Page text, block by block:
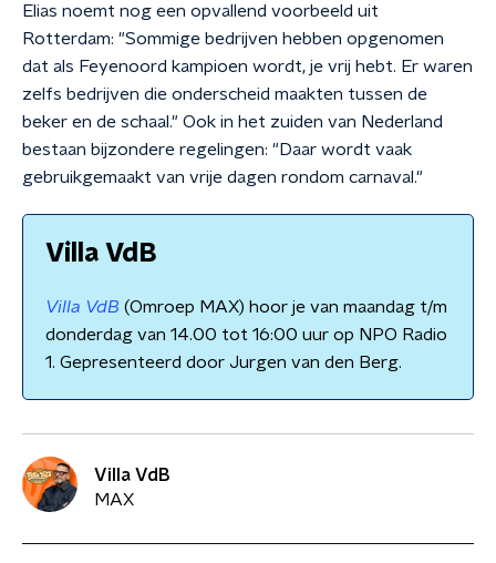
Elias noemt nog een opvallend voorbeeld uit
Rotterdam: "Sommige bedrijven hebben opgenomen
dat als Feyenoord kampioen wordt, je vrij hebt. Er waren
zelfs bedrijven die onderscheid maakten tussen de
beker en de schaal." Ook in het zuiden van Nederland
bestaan bijzondere regelingen: "Daar wordt vaak
gebruikgemaakt van vrije dagen rondom carnaval."
Villa VdB
Villa VdB (Omroep MAX) hoor je van maandag t/m
donderdag van 14.00 tot 16:00 uur op NPO Radio
1. Gepresenteerd door Jurgen van den Berg.
Villa VdB
MAX